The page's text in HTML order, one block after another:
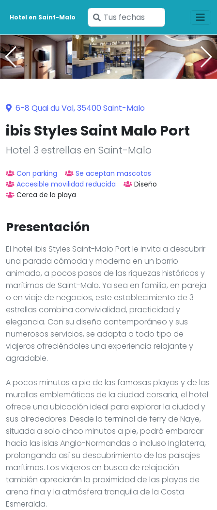
Hotel en Saint-Malo
Ingresa
tus
fechas
6-8 Quai du Val, 35400 Saint-Malo
ibis Styles Saint Malo Port
Hotel 3 estrellas en Saint-Malo
Con parking
Se aceptan mascotas
Accesible movilidad reducida
Diseño
Cerca de la playa
Presentación
El hotel ibis Styles Saint-Malo Port le invita a descubrir
una parada cómoda y moderna en un barrio
animado, a pocos pasos de las riquezas históricas y
marítimas de Saint-Malo. Ya sea en familia, en pareja
o en viaje de negocios, este establecimiento de 3
estrellas combina convivialidad, practicidad y
elegancia. Con su diseño contemporáneo y sus
numerosos servicios, se adapta a todo tipo de
viajeros ofreciéndoles una experiencia relajante y
agradable.
A pocos minutos a pie de las famosas playas y de las
murallas emblemáticas de la ciudad corsaria, el hotel
ofrece una ubicación ideal para explorar la ciudad y
sus alrededores. Desde la terminal de ferry de Naye,
situada a solo cinco minutos a pie, podrá embarcar
hacia las islas Anglo-Normandas o incluso Inglaterra,
prolongando así su descubrimiento de los paisajes
marítimos. Los viajeros en busca de relajación
también apreciarán la proximidad de las playas de
arena fina y la atmósfera tranquila de la Costa
Esmeralda.